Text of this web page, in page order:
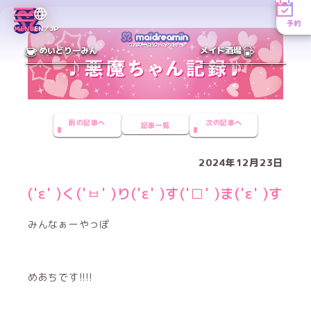
MENUEN／JP
予約
めいどりーみん メイド酒場
前の記事へ 記事一覧 次の記事へ
2024年12月23日
('ε' )く('ㅂ' )り('ε' )す('□' )ま('ε' )す
みんなぁーやっぽ
めあちです!!!!